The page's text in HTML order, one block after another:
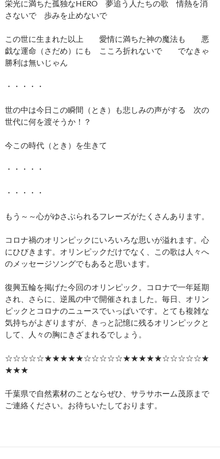
栄光に満ちた孤独なHERO 夢追う人たちの歌 情熱を消
さないで 歩みを止めないで
この世に生まれた以上 愛情に満ちた神の魔法も 悪
戯な運命（さだめ）にも こころ折れないで でなきゃ
勝利は無いじゃん
・・・・・
世の中は今日この瞬間（とき）も悲しみの声がする 次の
世代に何を渡そうか！？
今この時代（とき）を生きて
・・・・・
・・・・・
もう～～心がゆさぶられるフレーズがたくさんあります。
コロナ禍のオリンピックにいろいろな思いが溢れます。心
にひびきます。オリンピックだけでなく、この歌は人々へ
のメッセージソングでもあると思います。
復興五輪を掲げた今回のオリンピック。コロナで一年延期
され、さらに、逆風の中で開催されました。毎日、オリン
ピックとコロナのニュースでいっぱいです。とても複雑な
気持ちがよぎりますが、きっと記憶に残るオリンピックと
して、人々の胸にきざまれるでしょう。
☆☆☆☆☆★★★★★☆☆☆☆☆★★★★★☆☆☆☆☆★
★★★
千葉県で自然素材のことならぜひ、サラサホーム茂原まで
ご連絡ください。お待ちいたしております。